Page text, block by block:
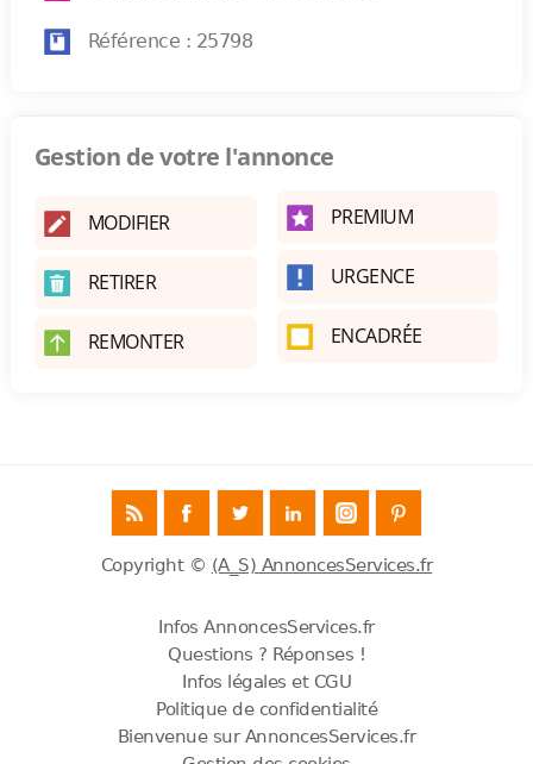
Référence : 25798
Gestion de votre l'annonce
MODIFIER
RETIRER
REMONTER
PREMIUM
URGENCE
ENCADRÉE
Copyright © (A_S) AnnoncesServices.fr
Infos AnnoncesServices.fr
Questions ? Réponses !
Infos légales et CGU
Politique de confidentialité
Bienvenue sur AnnoncesServices.fr